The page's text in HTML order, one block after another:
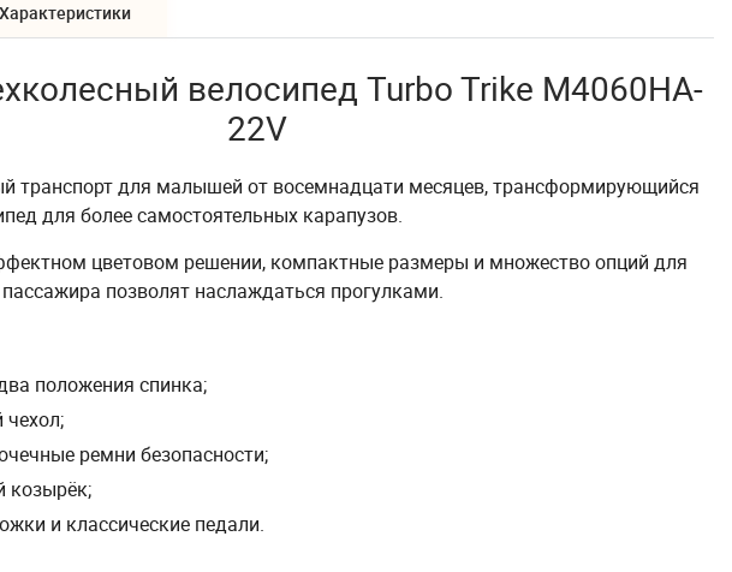
Характеристики
велосипед Turbo Trike M4060HA-
22V
транспорт для малышей от восемнадцати месяцев, трансформирующийся
для более самостоятельных карапузов.
цветовом решении, компактные размеры и множество опций для
позволят наслаждаться прогулками.
положения спинка;
ремни безопасности;
козырёк;
и классические педали.